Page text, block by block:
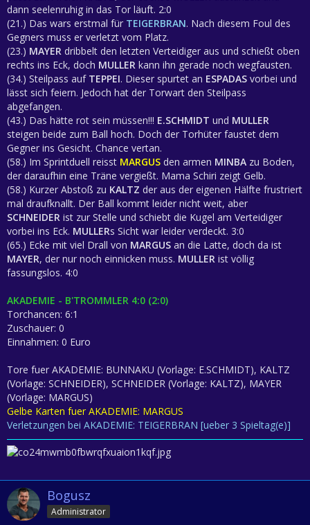
dann seelenruhig in das Tor läuft. 2:0
(21.) Das wars erstmal für TEIGERBRAN. Nach diesem Foul des
Gegners muss er verletzt vom Platz.
(23.) MAYER dribbelt den letzten Verteidiger aus und schießt oben
rechts ins Eck, doch MULLER kann ihn gerade noch wegfausten.
(34.) Steilpass auf TEPPEI. Dieser spurtet an ESPADAS vorbei und
lässt sich feiern. Jedoch hat der Torwart den Steilpass
abgefangen.
(43.) Das hätte rot sein müssen!!! E.SCHMIDT und MULLER
steigen beide zum Ball hoch. Doch der Torhüter faustet dem
Gegner ins Gesicht. Chance vertan.
(58.) Im Sprintduell reisst MARGUS den armen MINBA zu Boden,
der daraufhin eine Träne vergießt. Mama Schiri zeigt Gelb.
(58.) Kurzer Abstoß zu KALTZ der aus der eigenen Hälfte frustriert
mal draufknallt. Der Ball kommt leider nicht weit, aber
SCHNEIDER ist zur Stelle und schiebt die Kugel am Verteidiger
vorbei ins Eck. MULLERs Sicht war leider verdeckt. 3:0
(65.) Ecke mit viel Drall von MARGUS an die Latte, doch da ist
MAYER, der nur noch einnicken muss. MULLER ist völlig
fassungslos. 4:0
AKADEMIE - B'TROMMLER 4:0 (2:0)
Torchancen: 6:1
Zuschauer: 0
Einnahmen: 0 Euro
Tore fuer AKADEMIE: BUNNAKU (Vorlage: E.SCHMIDT), KALTZ
(Vorlage: SCHNEIDER), SCHNEIDER (Vorlage: KALTZ), MAYER
(Vorlage: MARGUS)
Gelbe Karten fuer AKADEMIE: MARGUS
Verletzungen bei AKADEMIE: TEIGERBRAN [ueber 3 Spieltag(e)]
Bogusz
Administrator